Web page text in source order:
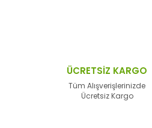
daha pahalı.
olmalı.
ÜCRETSİZ KARGO
Tüm Alışverişlerinizde
Ücretsiz Kargo